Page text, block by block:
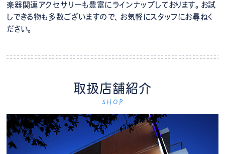
楽器関連アクセサリーも豊富にラインナップしております。お試
しできる物も多数ございますので、お気軽にスタッフにお尋ねく
ださい。
取扱店舗紹介
SHOP